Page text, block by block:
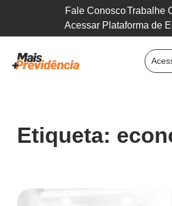
Fale ConoscoTrabalhe
Acessar Plataforma de
Etiqueta: